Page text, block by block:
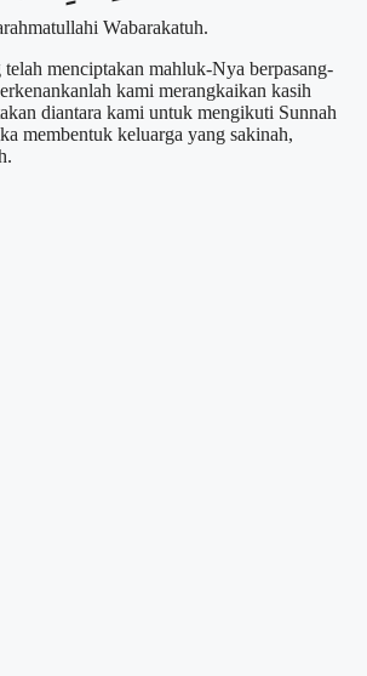
Wabarakatuh.
menciptakan mahluk-Nya berpasang-
kami merangkaikan kasih
diantara kami untuk mengikuti Sunnah
membentuk keluarga yang sakinah,